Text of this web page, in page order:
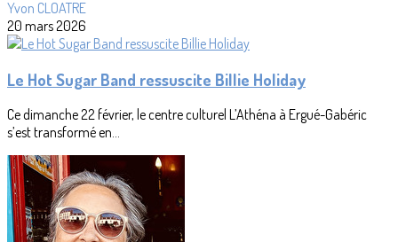
Yvon CLOATRE
20 mars 2026
Le Hot Sugar Band ressuscite Billie Holiday
Ce dimanche 22 février, le centre culturel L’Athéna à Ergué-Gabéric
s’est transformé en...